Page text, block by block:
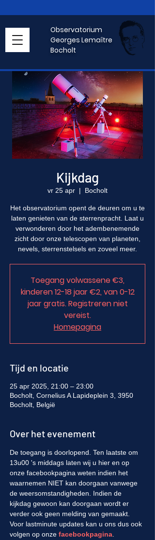
Observatorium
Georges Lemaître
Bocholt
Kijkdag
vr 25 apr
  |
Bocholt
Het observatorium opent de deuren om u te
laten genieten van de sterrenpracht. Laat u
verwonderen door het adembenemende
zicht door onze telescopen van planeten,
nevels, sterrenstelsels en zoveel meer.
Toegang volwassene €3,
kinderen 12-18 jaar €2, van 0-12
jaar gratis. Registreren niet
vereist.
Homepagina
Tijd en locatie
25 apr 2025, 21:00 – 23:00
Bocholt, Cornelius A Lapideplein 3, 3950
Bocholt, België
Over het evenement
De toegang is doorlopend. Ten laatste om
13u00 's middags laten wij u hier en op
onze facebookpagina weten indien het
waarnemen NIET kan doorgaan vanwege
de weersomstandigheden. Indien de
kijkdag gewoon kan doorgaan wordt er
verder ook geen melding van gemaakt.
Voor lastminute updates kan u ons dus ook
volgen op onze facebookpagina